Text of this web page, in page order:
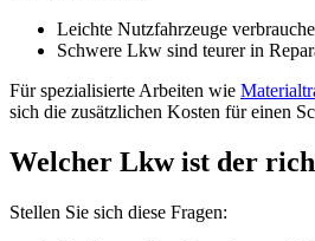
Leichte Nutzfahrzeuge
Schwere Lkw sind teurer in
Für spezialisierte Arbeiten wie
sich die zusätzlichen Kosten für einen
Welcher Lkw ist der
Stellen Sie sich diese Fragen: